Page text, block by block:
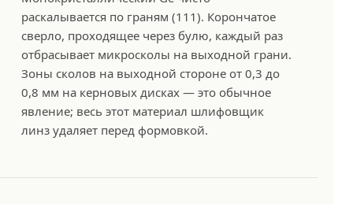
раскалывается по граням (111). Корончатое
сверло, проходящее через булю, каждый раз
отбрасывает микросколы на выходной грани.
Зоны сколов на выходной стороне от 0,3 до
0,8 мм на керновых дисках — это обычное
явление; весь этот материал шлифовщик
линз удаляет перед формовкой.